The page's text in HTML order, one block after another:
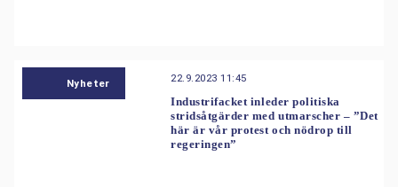
Nyheter 22.9.2023 11:45
Industrifacket inleder politiska
stridsåtgärder med utmarscher – ”Det
här är vår protest och nödrop till
regeringen”